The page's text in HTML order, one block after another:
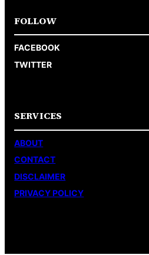
FOLLOW
FACEBOOK
TWITTER
SERVICES
ABOUT
CONTACT
DISCLAIMER
PRIVACY POLICY